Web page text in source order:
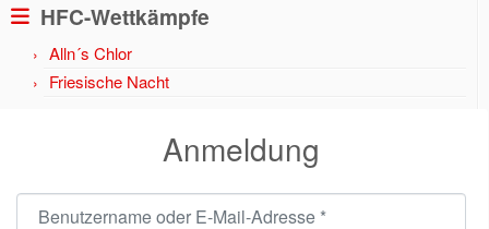
HFC-Wettkämpfe
Alln´s Chlor
Friesische Nacht
Anmeldung